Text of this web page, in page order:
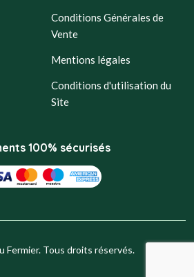
Conditions Générales de
Vente
Mentions légales
Conditions d'utilisation du
Site
100% sécurisés
Fermier. Tous droits réservés.